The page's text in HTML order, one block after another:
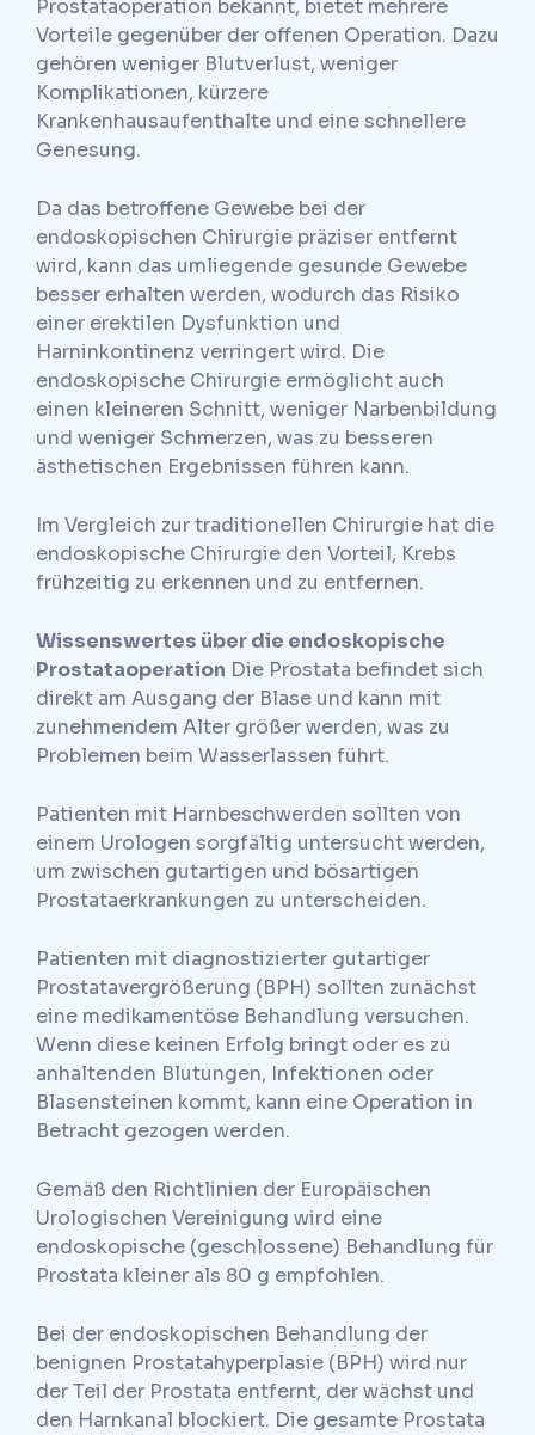
Prostataoperation bekannt, bietet mehrere
Vorteile gegenüber der offenen Operation. Dazu
gehören weniger Blutverlust, weniger
Komplikationen, kürzere
Krankenhausaufenthalte und eine schnellere
Genesung.
Da das betroffene Gewebe bei der
endoskopischen Chirurgie präziser entfernt
wird, kann das umliegende gesunde Gewebe
besser erhalten werden, wodurch das Risiko
einer erektilen Dysfunktion und
Harninkontinenz verringert wird. Die
endoskopische Chirurgie ermöglicht auch
einen kleineren Schnitt, weniger Narbenbildung
und weniger Schmerzen, was zu besseren
ästhetischen Ergebnissen führen kann.
Im Vergleich zur traditionellen Chirurgie hat die
endoskopische Chirurgie den Vorteil, Krebs
frühzeitig zu erkennen und zu entfernen.
Wissenswertes über die endoskopische
Prostataoperation Die Prostata befindet sich
direkt am Ausgang der Blase und kann mit
zunehmendem Alter größer werden, was zu
Problemen beim Wasserlassen führt.
Patienten mit Harnbeschwerden sollten von
einem Urologen sorgfältig untersucht werden,
um zwischen gutartigen und bösartigen
Prostataerkrankungen zu unterscheiden.
Patienten mit diagnostizierter gutartiger
Prostatavergrößerung (BPH) sollten zunächst
eine medikamentöse Behandlung versuchen.
Wenn diese keinen Erfolg bringt oder es zu
anhaltenden Blutungen, Infektionen oder
Blasensteinen kommt, kann eine Operation in
Betracht gezogen werden.
Gemäß den Richtlinien der Europäischen
Urologischen Vereinigung wird eine
endoskopische (geschlossene) Behandlung für
Prostata kleiner als 80 g empfohlen.
Bei der endoskopischen Behandlung der
benignen Prostatahyperplasie (BPH) wird nur
der Teil der Prostata entfernt, der wächst und
den Harnkanal blockiert. Die gesamte Prostata